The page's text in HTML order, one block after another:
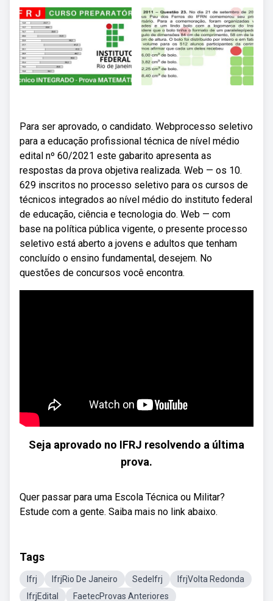
Para ser aprovado, o candidato. Webprocesso seletivo
para a educação profissional técnica de nível médio
edital nº 60/2021 este gabarito apresenta as
respostas da prova objetiva realizada. Web — os 10.
629 inscritos no processo seletivo para os cursos de
técnicos integrados ao nível médio do instituto federal
de educação, ciência e tecnologia do. Web — com
base na política pública vigente, o presente processo
seletivo está aberto a jovens e adultos que tenham
concluído o ensino fundamental, desejem. No
questões de concursos você encontra.
Seja aprovado no IFRJ resolvendo a última
prova.
Quer passar para uma Escola Técnica ou Militar?
Estude com a gente. Saiba mais no link abaixo.
Tags
Ifrj IfrjRio De Janeiro SedeIfrj
IfrjVolta Redonda
IfrjEdital
FaetecProvas Anteriores